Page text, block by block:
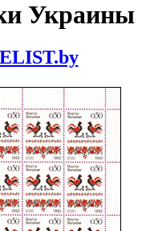
Украины